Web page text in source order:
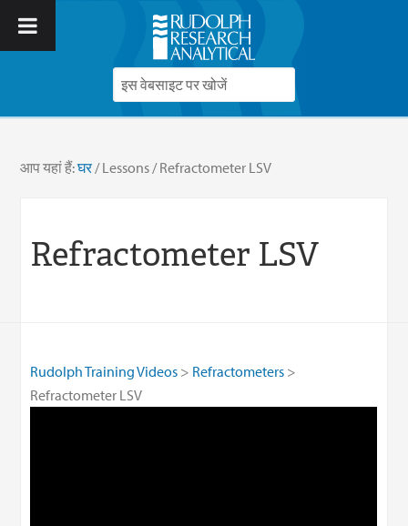
आप यहां हैं:घर/Lessons /Refractometer LSV
Refractometer LSV
Rudolph Training Videos
Refractometers
Refractometer LSV